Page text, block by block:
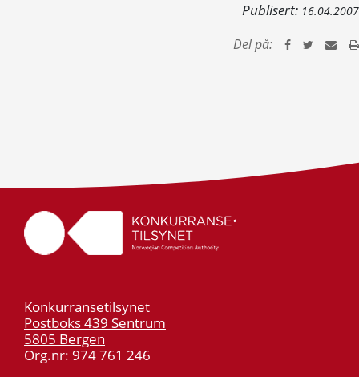
Publisert: 16.04.2007
Del på:
Konkurransetilsynet
Postboks 439 Sentrum
5805 Bergen
Org.nr: 974 761 246